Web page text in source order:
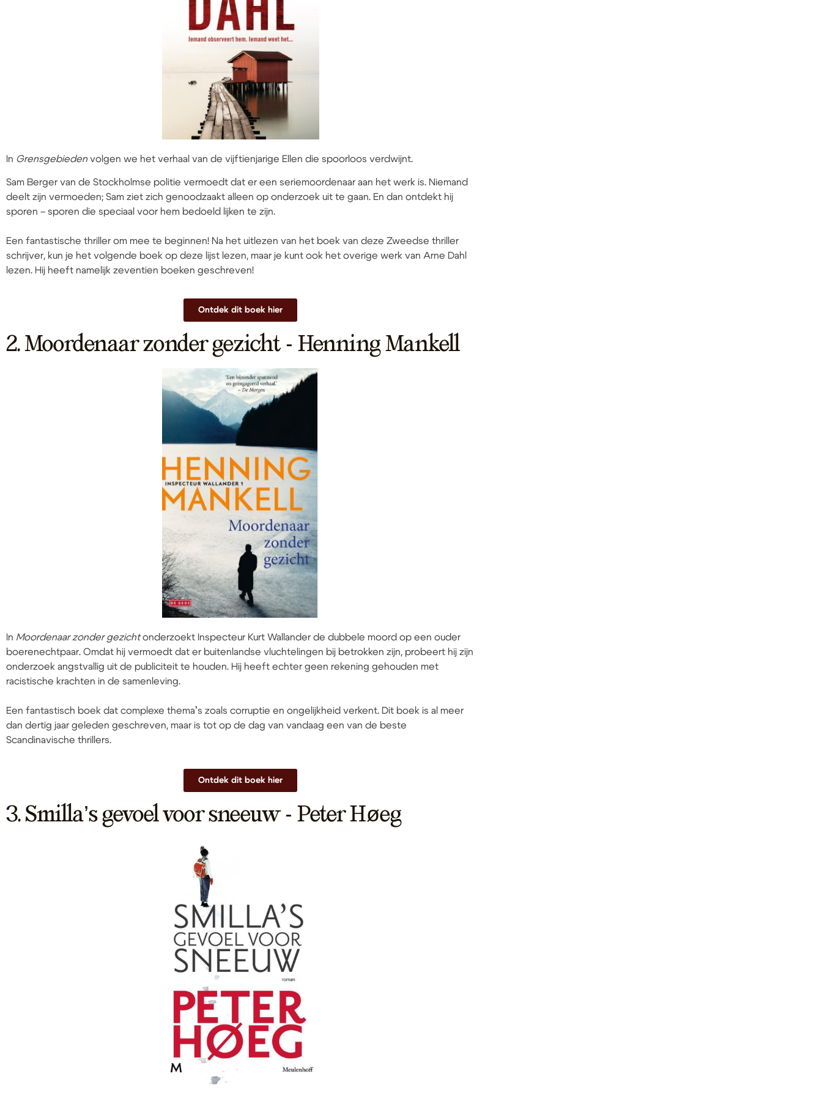
In Grensgebieden volgen we het verhaal van de vijftienjarige Ellen die spoorloos verdwijnt.
Sam Berger van de Stockholmse politie vermoedt dat er een seriemoordenaar aan het werk is. Niemand
deelt zijn vermoeden; Sam ziet zich genoodzaakt alleen op onderzoek uit te gaan. En dan ontdekt hij
sporen – sporen die speciaal voor hem bedoeld lijken te zijn.
Een fantastische thriller om mee te beginnen! Na het uitlezen van het boek van deze Zweedse thriller
schrijver, kun je het volgende boek op deze lijst lezen, maar je kunt ook het overige werk van Arne Dahl
lezen. Hij heeft namelijk zeventien boeken geschreven!
Ontdek dit boek hier
2. Moordenaar zonder gezicht - Henning Mankell
In Moordenaar zonder gezichtonderzoekt Inspecteur Kurt Wallander de dubbele moord op een ouder
boerenechtpaar. Omdat hij vermoedt dat er buitenlandse vluchtelingen bij betrokken zijn, probeert hij zijn
onderzoek angstvallig uit de publiciteit te houden. Hij heeft echter geen rekening gehouden met
racistische krachten in de samenleving.
Een fantastisch boek dat complexe thema’s zoals corruptie en ongelijkheid verkent. Dit boek is al meer
dan dertig jaar geleden geschreven, maar is tot op de dag van vandaag een van de beste
Scandinavische thrillers.
Ontdek dit boek hier
3. Smilla’s gevoel voor sneeuw - Peter Høeg